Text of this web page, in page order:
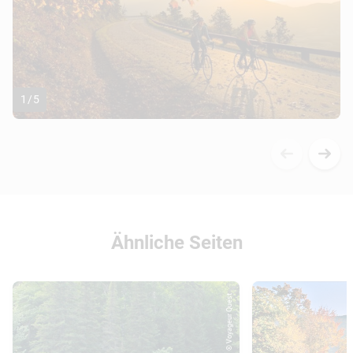
Bezeichnungen wie "Second Summer" im
Englischen oder "Goldener Herbst“ im Deutschen
1 /5
Ähnliche Seiten
© Voyageur Quest